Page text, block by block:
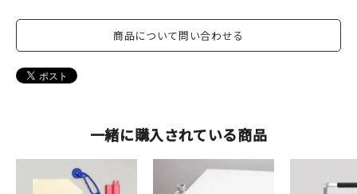
商品について問い合わせる
一緒に購入されている商品